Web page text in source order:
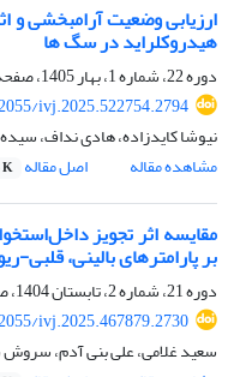
ارزیابی وضعیت آرام­بخشی و
هیدروکلراید در سگ­ ها
دوره 22، شماره 1، بهار 1405، صفحه
ivj.2025.522754.2794
نیوشا کایدزاده، هادی نداف،
مشاهده مقاله
اصل مقاله K
مقایسه اثر تجویز
بر پارامترهای بالینی،
دوره 21، شماره 2، تابستان 1404، صفحه
ivj.2025.467879.2730
سعید غلامی، علی بنی آدم، سروش